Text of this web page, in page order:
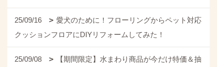
25/09/16
愛犬のために！フローリングからペット対応
クッションフロアにDIYリフォームしてみた！
25/09/08
【期間限定】水まわり商品が今だけ特価＆抽